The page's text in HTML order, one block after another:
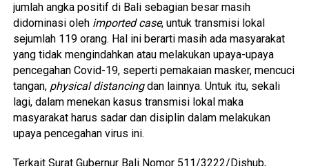
jumlah angka positif di Bali sebagian besar masih
didominasi oleh imported case, untuk transmisi lokal
sejumlah 119 orang. Hal ini berarti masih ada masyarakat
yang tidak mengindahkan atau melakukan upaya-upaya
pencegahan Covid-19, seperti pemakaian masker, mencuci
tangan, physical distancingdan lainnya. Untuk itu, sekali
lagi, dalam menekan kasus transmisi lokal maka
masyarakat harus sadar dan disiplin dalam melakukan
upaya pencegahan virus ini.
Terkait Surat Gubernur Bali Nomor 511/3222/Dishub,